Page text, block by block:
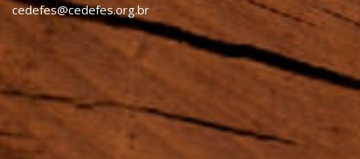
cedefes@cedefes.org.br